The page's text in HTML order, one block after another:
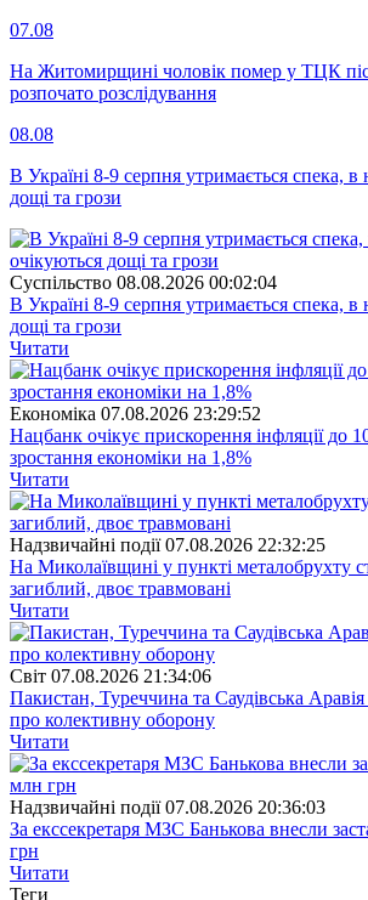
07.08
На Житомирщині чоловік помер у ТЦК
розпочато розслідування
08.08
В Україні 8-9 серпня утримається спека, в
дощі та грози
Суспiльство 08.08.2026 00:02:04
В Україні 8-9 серпня утримається спека, в
дощі та грози
Читати
Економіка 07.08.2026 23:29:52
Нацбанк очікує прискорення інфляції до
зростання економіки на 1,8%
Читати
Надзвичайні події 07.08.2026 22:32:25
На Миколаївщині у пункті металобрухту
загиблий, двоє травмовані
Читати
Свiт 07.08.2026 21:34:06
Пакистан, Туреччина та Саудівська
про колективну оборону
Читати
Надзвичайні події 07.08.2026 20:36:03
За екссекретаря МЗС Банькова внесли
грн
Читати
Теги